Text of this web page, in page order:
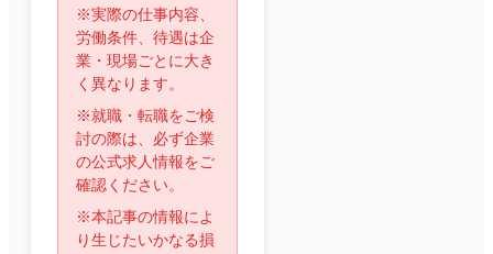
※実際の仕事内容、
労働条件、待遇は企
業・現場ごとに大き
く異なります。
※就職・転職をご検
討の際は、必ず企業
の公式求人情報をご
確認ください。
※本記事の情報によ
り生じたいかなる損